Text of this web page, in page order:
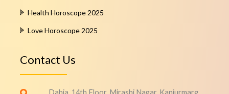
Health Horoscope 2025
Love Horoscope 2025
Contact Us
Dahia, 14th Floor, Mirashi Nagar, Kanjurmarg,